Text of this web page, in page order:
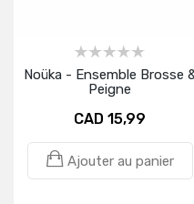
Noüka - Ensemble Brosse
Peigne
CAD 15,99
Ajouter au panier